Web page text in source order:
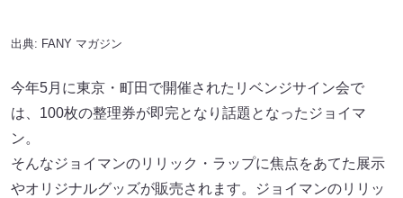
出典: FANY マガジン
今年5月に東京・町田で開催されたリベンジサイン会で
は、100枚の整理券が即完となり話題となったジョイマ
ン。
そんなジョイマンのリリック・ラップに焦点をあてた展示
やオリジナルグッズが販売されます。ジョイマンのリリッ